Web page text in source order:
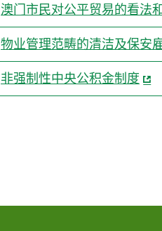
澳门市民对公平贸易的看法
物业管理范畴的清洁及保安
非强制性中央公积金制度